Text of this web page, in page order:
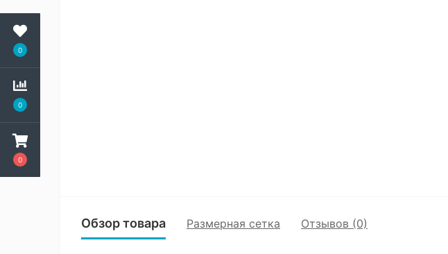
0
0
0
Обзор товара Размерная сетка Отзывов (0)